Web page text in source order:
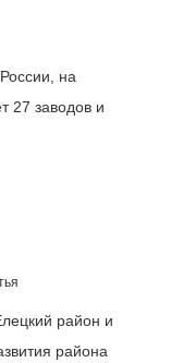
на
27 заводов и
район и
района